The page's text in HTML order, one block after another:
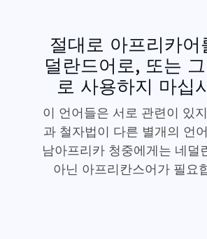
절대로 아프리카어
덜란드어로, 또는
로 사용하지 마십
이 언어들은 서로 관련이 있
과 철자법이 다른 별개의 언
남아프리카 청중에게는 네덜
아닌 아프리칸스어가 필요